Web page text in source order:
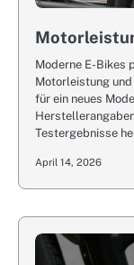
Moderne E-Bikes
Motorleistung
für ein neues
Testergebnisse
April 14, 2026